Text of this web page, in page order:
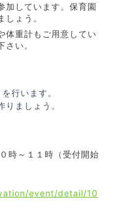
加しています。保育園
ょう。
体重計もご用意してい
い。
行います。
りましょう。
時～１１時（受付開始
event/detail/10